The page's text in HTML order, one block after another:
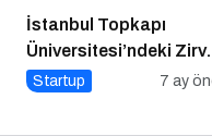
İstanbul Topkapı
Üniversitesi’ndeki
ve Ödül Töreni Yoğun
Startup 7 ay